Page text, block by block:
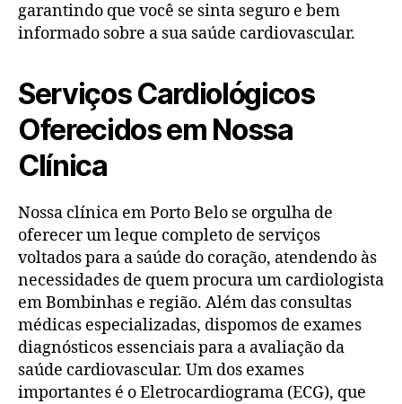
garantindo que você se sinta seguro e bem
informado sobre a sua saúde cardiovascular.
Serviços Cardiológicos
Oferecidos em Nossa
Clínica
Nossa clínica em Porto Belo se orgulha de
oferecer um leque completo de serviços
voltados para a saúde do coração, atendendo às
necessidades de quem procura um cardiologista
em Bombinhas e região. Além das consultas
médicas especializadas, dispomos de exames
diagnósticos essenciais para a avaliação da
saúde cardiovascular. Um dos exames
importantes é o Eletrocardiograma (ECG), que